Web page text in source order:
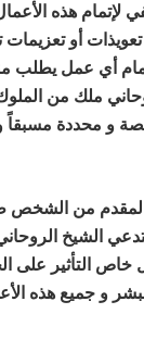
هذه
أو
أي عمل يطلب
ملك من
محددة مسبقاً و
من الشخص
الشيخ
التأثير على
و جميع هذه